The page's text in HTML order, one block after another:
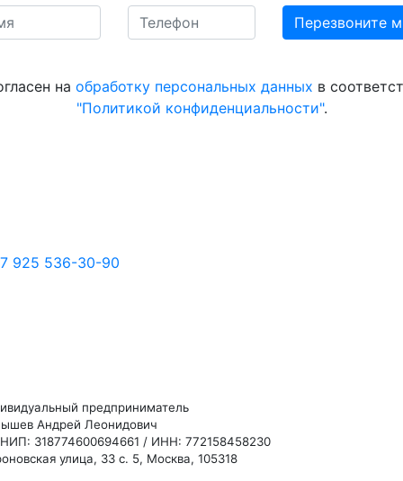
на обработку персональных данных в
"Политикой конфиденциальности".
925 536-30-90
предприниматель
Андрей Леонидович
318774600694661 / ИНН: 772158458230
улица, 33 с. 5, Москва, 105318